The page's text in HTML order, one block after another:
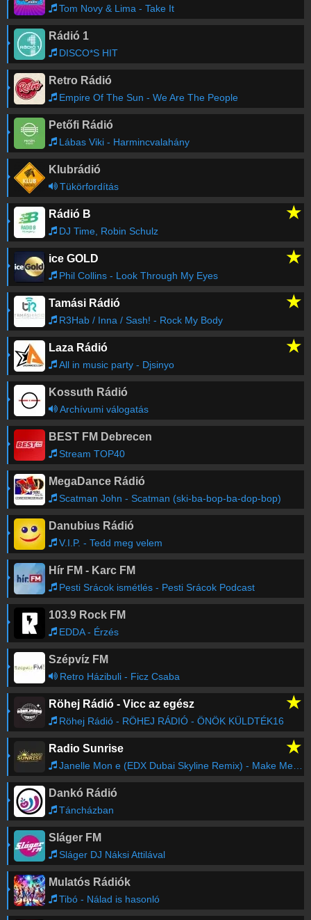
Tom Novy & Lima - Take It
Rádió 1
DISCO*S HIT
Retro Rádió
Empire Of The Sun - We Are The People
Petőfi Rádió
Lábas Viki - Harmincvalahány
Klubrádió
Tükörfordítás
Rádió B ★
DJ Time, Robin Schulz
ice GOLD ★
Phil Collins - Look Through My Eyes
Tamási Rádió ★
R3Hab / Inna / Sash! - Rock My Body
Laza Rádió ★
All in music party - Djsinyo
Kossuth Rádió
Archívumi válogatás
BEST FM Debrecen
Stream TOP40
MegaDance Rádió
Scatman John - Scatman (ski-ba-bop-ba-dop-bop)
Danubius Rádió
V.I.P. - Tedd meg velem
Hír FM - Karc FM
Pesti Srácok ismétlés - Pesti Srácok Podcast
103.9 Rock FM
EDDA - Érzés
Szépvíz FM
Retro Házibuli - Ficz Csaba
Röhej Rádió - Vicc az egész ★
Röhej Rádió - RÖHEJ RÁDIÓ - ÖNÖK KÜLDTÉK16
Radio Sunrise ★
Janelle Mon e (EDX Dubai Skyline Remix) - Make Me Feel
Dankó Rádió
Táncházban
Sláger FM
Sláger DJ Náksi Attilával
Mulatós Rádiók
Tibó - Nálad is hasonló